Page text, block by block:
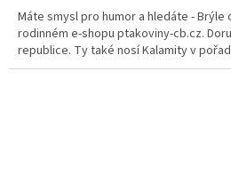
z
5
hvězdiček.
Máte smysl pro humor a hledáte -
rodinném e-shopu ptakoviny-cb.cz.
republice. Ty také nosí Kalamity v